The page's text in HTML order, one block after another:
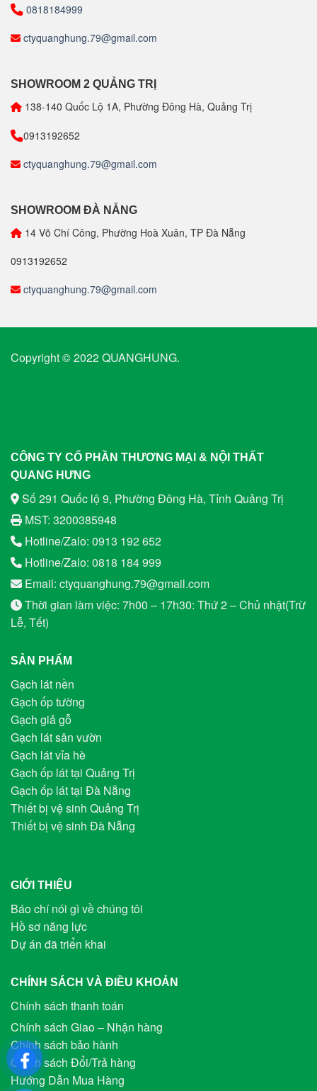
0818184999
ctyquanghung.79@gmail.com
SHOWROOM 2 QUẢNG TRỊ
138-140 Quốc Lộ 1A, Phường Đông Hà, Quảng Trị
0913192652
ctyquanghung.79@gmail.com
SHOWROOM ĐÀ NẴNG
14 Võ Chí Công, Phường Hoà Xuân, TP Đà Nẵng
0913192652
ctyquanghung.79@gmail.com
Copyright © 2022 QUANGHUNG.
CÔNG TY CỔ PHẦN THƯƠNG MẠI & NỘI THẤT
QUANG HƯNG
Số 291 Quốc lộ 9, Phường Đông Hà, Tỉnh Quảng Trị
MST: 3200385948
Hotline/Zalo: 0913 192 652
Hotline/Zalo: 0818 184 999
Email: ctyquanghung.79@gmail.com
Thời gian làm việc: 7h00 – 17h30: Thứ 2 – Chủ nhật(Trừ
Lễ, Tết)
SẢN PHẨM
Gạch lát nền
Gạch ốp tường
Gạch giả gỗ
Gạch lát sân vườn
Gạch lát vỉa hè
Gạch ốp lát tại Quảng Trị
Gạch ốp lát tại Đà Nẵng
Thiết bị vệ sinh Quảng Trị
Thiết bị vệ sinh Đà Nẵng
GIỚI THIỆU
Báo chí nói gì về chúng tôi
Hồ sơ năng lực
Dự án đã triển khai
CHÍNH SÁCH VÀ ĐIỀU KHOẢN
Chính sách thanh toán
Chính sách Giao – Nhận hàng
Chính sách bảo hành
Chính sách Đổi/Trả hàng
Hướng Dẫn Mua Hàng